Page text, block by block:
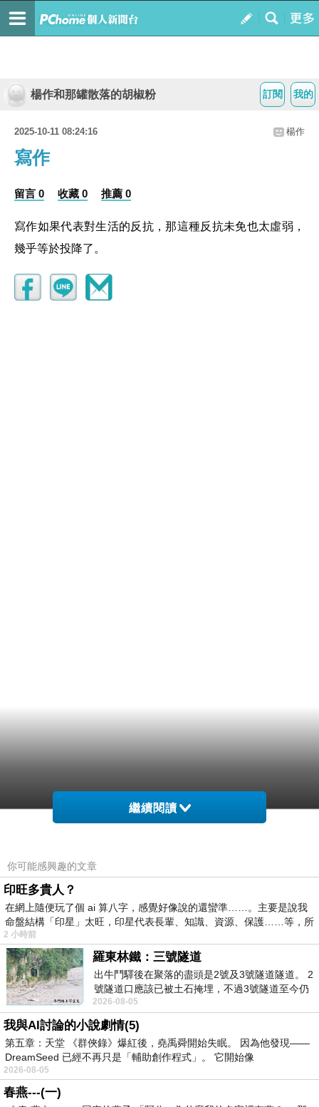
我的
訂閱
楊作和那罐散落的胡椒粉
2025-10-11 08:24:16 楊作
寫作
留言 0 收藏 0 推薦 0
寫作如果代表對生活的反抗，那這種反抗未免也太虛弱，
幾乎等於投降了。
繼續閱讀
你可能感興趣的文章
印旺多貴人？
在網上隨便玩了個 ai 算八字，感覺好像說的還蠻準……。主要是說我
命盤結構「印星」太旺，印星代表長輩、知識、資源、保護……等，所
2 小時前
羅東林鐵：三號隧道
出牛鬥驛後在聚落的盡頭是2號及3號隧道隧道。 2
號隧道口應該已被土石掩埋，不過3號隧道至今仍
存在。從台7丙牛鬥橋上往左岸上游方
2026-08-05
我與AI討論的小說劇情(5)
第五章：天堂 《群俠錄》爆紅後，堯禹舜開始失眠。 因為他發現——
DreamSeed 已經不再只是「輔助創作程式」。 它開始像
2026-08-05
春燕---(一)